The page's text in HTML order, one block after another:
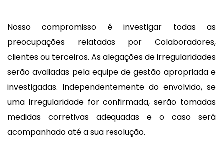
Nosso compromisso é investigar todas as
preocupações relatadas por Colaboradores,
clientes ou terceiros. As alegações de irregularidades
serão avaliadas pela equipe de gestão apropriada e
investigadas. Independentemente do envolvido, se
uma irregularidade for confirmada, serão tomadas
medidas corretivas adequadas e o caso será
acompanhado até a sua resolução.